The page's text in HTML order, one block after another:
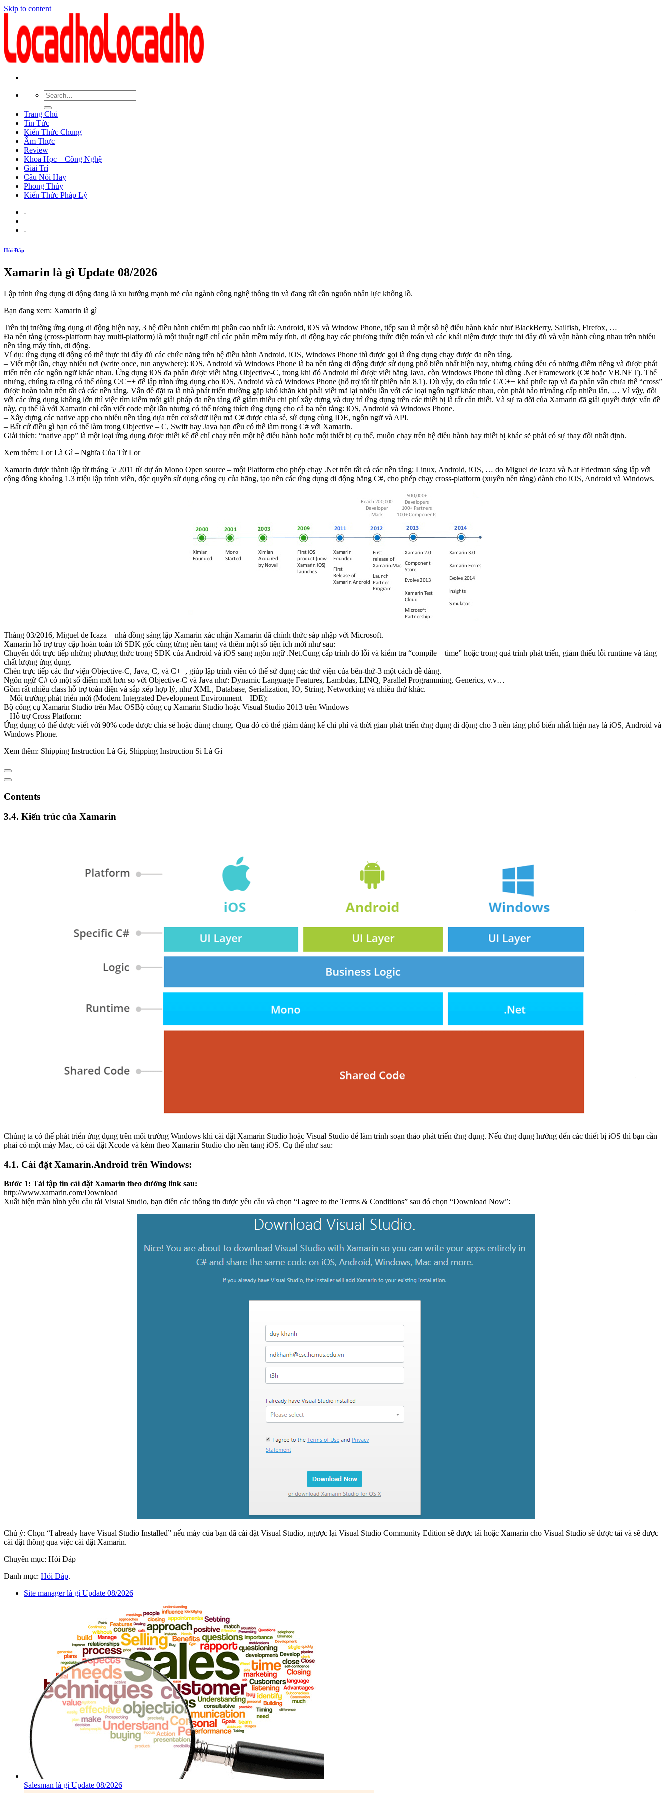
Skip to content
Trang Chủ
Tin Tức
Kiến Thức Chung
Ẩm Thực
Review
Khoa Học – Công Nghệ
Giải Trí
Câu Nói Hay
Phong Thủy
Kiến Thức Pháp Lý
-
-
Hỏi Đáp
Xamarin là gì Update 08/2026
Lập trình ứng dụng di động đang là xu hướng mạnh mẽ của ngành công nghệ thông tin và đang rất cần nguồn nhân lực khổng lồ.
Bạn đang xem: Xamarin là gì
Trên thị trường ứng dụng di động hiện nay, 3 hệ điều hành chiếm thị phần cao nhất là: Android, iOS và Window Phone, tiếp sau là một số hệ điều hành khác như BlackBerry, Sailfish, Firefox, …
Đa nền tảng (cross-platform hay multi-platform) là một thuật ngữ chỉ các phần mềm máy tính, di động hay các phương thức điện toán và các khái niệm được thực thi đầy đủ và vận hành cùng nhau trên nhiều
nền tảng máy tính, di động.
Ví dụ: ứng dụng di động có thể thực thi đầy đủ các chức năng trên hệ điều hành Android, iOS, Windows Phone thì được gọi là ứng dụng chạy được đa nền tảng.
– Viết một lần, chạy nhiều nơi (write once, run anywhere): iOS, Android và Windows Phone là ba nền tảng di động được sử dụng phổ biến nhất hiện nay, nhưng chúng đều có những điểm riêng và được phát
triển trên các ngôn ngữ khác nhau. Ứng dụng iOS đa phần được viết bằng Objective-C, trong khi đó Android thì được viết bằng Java, còn Windows Phone thì dùng .Net Framework (C# hoặc VB.NET). Thế
nhưng, chúng ta cũng có thể dùng C/C++ để lập trình ứng dụng cho iOS, Android và cả Windows Phone (hỗ trợ tốt từ phiên bản 8.1). Dù vậy, do cấu trúc C/C++ khá phức tạp và đa phần vẫn chưa thể “cross”
được hoàn toàn trên tất cả các nền tảng. Vấn đề đặt ra là nhà phát triển thường gặp khó khăn khi phải viết mã lại nhiều lần với các loại ngôn ngữ khác nhau, còn phải bảo trì/nâng cấp nhiều lần, … Vì vậy, đối
với các ứng dụng không lớn thì việc tìm kiếm một giải pháp đa nền tảng để giảm thiểu chi phí xây dựng và duy trì ứng dụng trên các thiết bị là rất cần thiết. Và sự ra đời của Xamarin đã giải quyết được vấn đề
này, cụ thể là với Xamarin chỉ cần viết code một lần nhưng có thể tương thích ứng dụng cho cả ba nền tảng: iOS, Android và Windows Phone.
– Xây dựng các native app cho nhiều nền tảng dựa trên cơ sở dữ liệu mã C# được chia sẻ, sử dụng cùng IDE, ngôn ngữ và API.
– Bất cứ điều gì bạn có thể làm trong Objective – C, Swift hay Java bạn đều có thể làm trong C# với Xamarin.
Giải thích: “native app” là một loại ứng dụng được thiết kế để chỉ chạy trên một hệ điều hành hoặc một thiết bị cụ thể, muốn chạy trên hệ điều hành hay thiết bị khác sẽ phải có sự thay đổi nhất định.
Xem thêm: Lor Là Gì – Nghĩa Của Từ Lor
Xamarin được thành lập từ tháng 5/ 2011 từ dự án Mono Open source – một Platform cho phép chạy .Net trên tất cả các nền tảng: Linux, Android, iOS, … do Miguel de Icaza và Nat Friedman sáng lập với
cộng đồng khoảng 1.3 triệu lập trình viên, độc quyền sử dụng công cụ của hãng, tạo nên các ứng dụng di động bằng C#, cho phép chạy cross-platform (xuyên nền tảng) dành cho iOS, Android và Windows.
Tháng 03/2016, Miguel de Icaza – nhà đồng sáng lập Xamarin xác nhận Xamarin đã chính thức sáp nhập với Microsoft.
Xamarin hỗ trợ truy cập hoàn toàn tới SDK gốc cũng từng nền tảng và thêm một số tiện ích mới như sau:
Chuyển đổi trực tiếp những phương thức trong SDK của Android và iOS sang ngôn ngữ .Net.Cung cấp trình dò lỗi và kiểm tra “compile – time” hoặc trong quá trình phát triển, giảm thiểu lỗi runtime và tăng
chất lượng ứng dụng.
Chèn trực tiếp các thư viện Objective-C, Java, C, và C++, giúp lập trình viên có thể sử dụng các thứ viện của bên-thứ-3 một cách dễ dàng.
Ngôn ngữ C# có một số điểm mới hơn so với Objective-C và Java như: Dynamic Language Features, Lambdas, LINQ, Parallel Programming, Generics, v.v…
Gồm rất nhiều class hỗ trợ toàn diện và sắp xếp hợp lý, như XML, Database, Serialization, IO, String, Networking và nhiều thứ khác.
– Môi trường phát triển mới (Modern Integrated Development Environment – IDE):
Bộ công cụ Xamarin Studio trên Mac OSBộ công cụ Xamarin Studio hoặc Visual Studio 2013 trên Windows
– Hỗ trợ Cross Platform:
Ứng dụng có thể được viết với 90% code được chia sẻ hoặc dùng chung. Qua đó có thể giảm đáng kể chi phí và thời gian phát triển ứng dụng di động cho 3 nền tảng phổ biến nhất hiện nay là iOS, Android và
Windows Phone.
Xem thêm: Shipping Instruction Là Gì, Shipping Instruction Si Là Gì
Contents
3.4. Kiến trúc của Xamarin
Chúng ta có thể phát triển ứng dụng trên môi trường Windows khi cài đặt Xamarin Studio hoặc Visual Studio để làm trình soạn thảo phát triển ứng dụng. Nếu ứng dụng hướng đến các thiết bị iOS thì bạn cần
phải có một máy Mac, có cài đặt Xcode và kèm theo Xamarin Studio cho nền tảng iOS. Cụ thể như sau:
4.1. Cài đặt Xamarin.Android trên Windows:
Bước 1: Tải tập tin cài đặt Xamarin theo đường link sau:
http://www.xamarin.com/Download
Xuất hiện màn hình yêu cầu tải Visual Studio, bạn điền các thông tin được yêu cầu và chọn “I agree to the Terms & Conditions” sau đó chọn “Download Now”:
Chú ý: Chọn “I already have Visual Studio Installed” nếu máy của bạn đã cài đặt Visual Studio, ngược lại Visual Studio Community Edition sẽ được tải hoặc Xamarin cho Visual Studio sẽ được tải và sẽ được
cài đặt thông qua việc cài đặt Xamarin.
Chuyên mục: Hỏi Đáp
Danh mục: Hỏi Đáp.
Site manager là gì Update 08/2026
Salesman là gì Update 08/2026